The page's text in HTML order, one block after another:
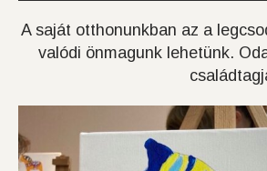
A saját otthonunkban az a
valódi önmagunk lehetünk.